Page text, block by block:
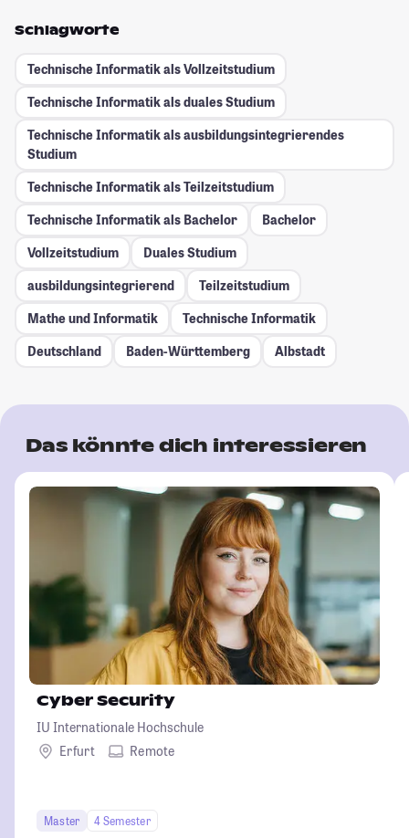
Schlagworte
Technische Informatik als Vollzeitstudium
Technische Informatik als duales Studium
Technische Informatik als ausbildungsintegrierendes
Studium
Technische Informatik als Teilzeitstudium
Technische Informatik als Bachelor
Bachelor
Vollzeitstudium
Duales Studium
ausbildungsintegrierend
Teilzeitstudium
Mathe und Informatik
Technische Informatik
Deutschland
Baden-Württemberg Albstadt
Das könnte dich interessieren
Cyber Security
IU Internationale Hochschule
Erfurt
Remote
Master
4 Semester